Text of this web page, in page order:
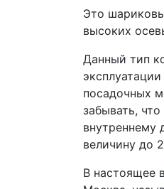
Это
высоких
Данный тип
посадочных
забывать,
внутреннему
величину до
В настоящее